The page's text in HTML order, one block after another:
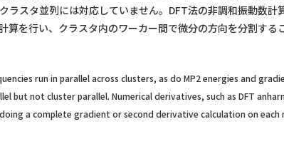
ラスタ並列には対応していません。DFT法の非調和振動数計
算を行い、クラスタ内のワーカー間で微分の方向を分割する
run in parallel across clusters, as do MP2 energies and
but not cluster parallel. Numerical derivatives, such as DFT
a complete gradient or second derivative calculation on